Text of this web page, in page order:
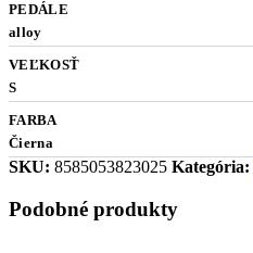
PEDÁLE
alloy
VEĽKOSŤ
S
FARBA
Čierna
SKU: 8585053823025 Kategória:
Podobné produkty